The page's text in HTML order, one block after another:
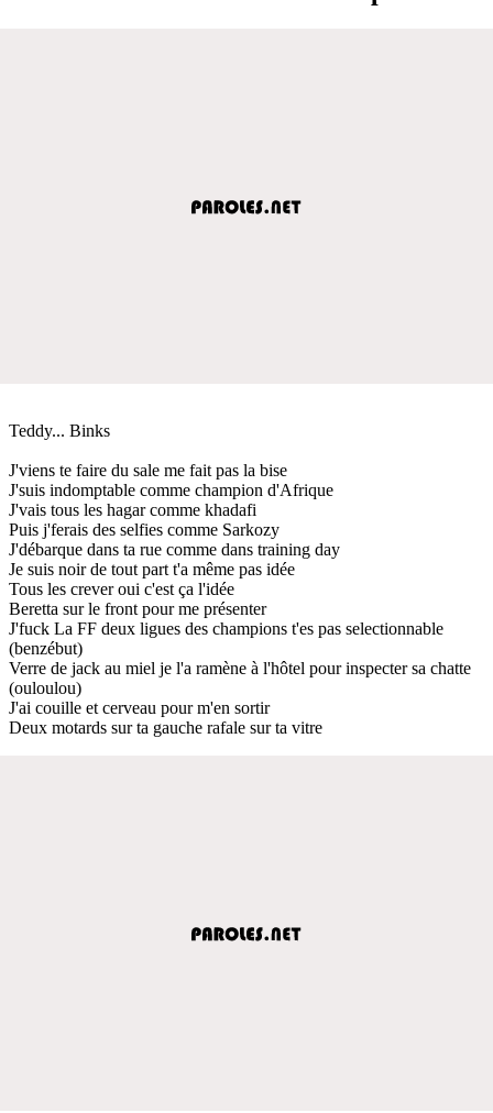
Teddy... Binks
J'viens te faire du sale me fait pas la bise
J'suis indomptable comme champion d'Afrique
J'vais tous les hagar comme khadafi
Puis j'ferais des selfies comme Sarkozy
J'débarque dans ta rue comme dans training day
Je suis noir de tout part t'a même pas idée
Tous les crever oui c'est ça l'idée
Beretta sur le front pour me présenter
J'fuck La FF deux ligues des champions t'es pas selectionnable
(benzébut)
Verre de jack au miel je l'a ramène à l'hôtel pour inspecter sa chatte
(ouloulou)
J'ai couille et cerveau pour m'en sortir
Deux motards sur ta gauche rafale sur ta vitre